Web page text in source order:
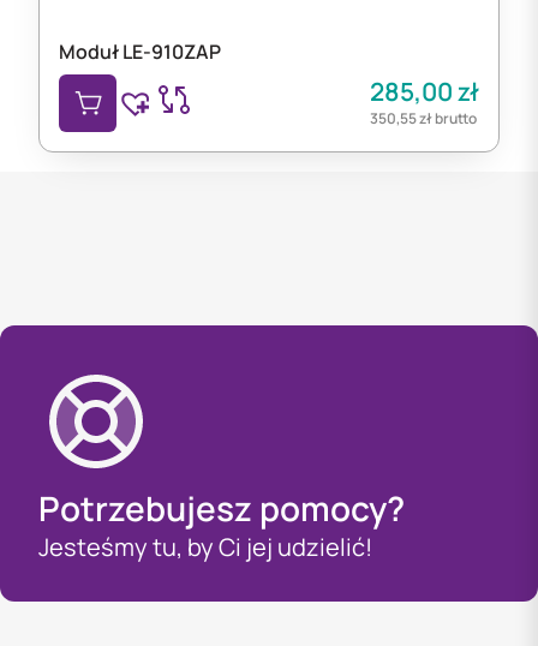
Moduł LE-910ZAP
285,00 zł
350,55złbrutto
Potrzebujesz pomocy?
Jesteśmy tu, by Ci jej udzielić!